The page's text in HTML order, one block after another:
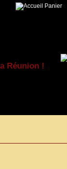
Panier
Réunion !